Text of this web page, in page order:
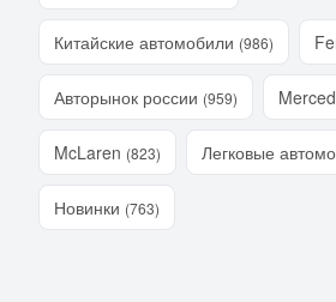
Китайские автомобили (986)
Авторынок россии (959)
McLaren (823) Легковые
Новинки (763)